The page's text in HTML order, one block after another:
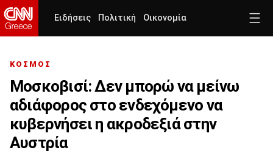
Ειδήσεις Πολιτική Οικονομία
ΚΟΣΜΟΣ
Μοσκοβισί: Δεν μπορώ να μείνω
αδιάφορος στο ενδεχόμενο να
κυβερνήσει η ακροδεξιά στην
Αυστρία